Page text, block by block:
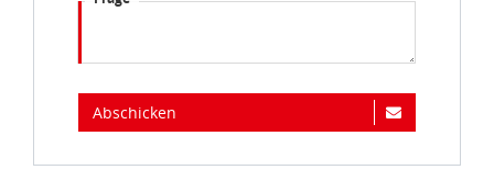
Abschicken